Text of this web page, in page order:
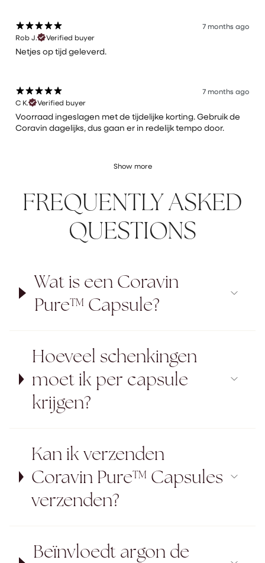
7 months ago
Rob J.
Verified buyer
Netjes op tijd geleverd.
7 months ago
C K.
Verified buyer
Voorraad ingeslagen met de tijdelijke korting. Gebruik de
Coravin dagelijks, dus gaan er in redelijk tempo door.
Show more
FREQUENTLY ASKED
QUESTIONS
Wat is een Coravin
Pure™ Capsule?
Hoeveel schenkingen
moet ik per capsule
krijgen?
Kan ik verzenden
Coravin Pure™ Capsules
verzenden?
Beïnvloedt argon de